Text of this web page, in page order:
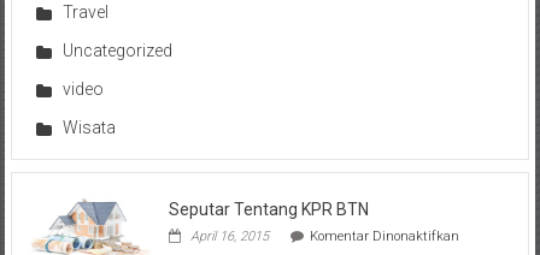
Travel
Uncategorized
video
Wisata
Seputar Tentang KPR BTN
April 16, 2015 Komentar Dinonaktifkanpada